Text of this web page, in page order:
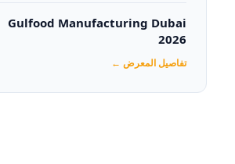
Gulfood Manufacturing Dubai
2026‏
تفاصيل المعرض ←